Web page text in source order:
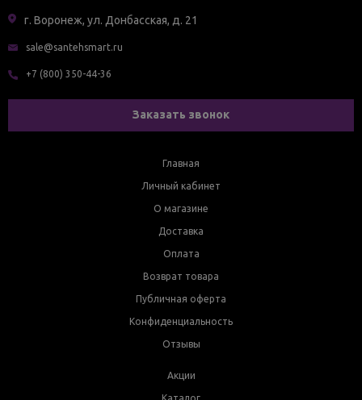
г. Воронеж, ул. Донбасская, д. 21
sale@santehsmart.ru
+7 (800) 350-44-36
Заказать звонок
Главная
Личный кабинет
О магазине
Доставка
Оплата
Возврат товара
Публичная оферта
Конфиденциальность
Отзывы
Акции
Каталог